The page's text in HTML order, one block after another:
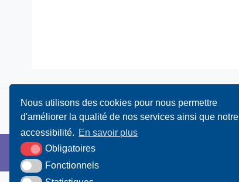
Nous utilisons des cookies pour nous permettre
d'améliorer la qualité de nos services ainsi que notre
accessibilité. En savoir plus
Obligatoires
Fonctionnels